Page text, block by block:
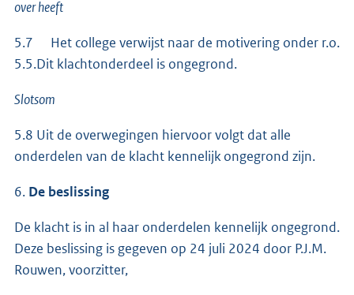
over heeft
5.7 Het college verwijst naar de motivering onder r.o.
5.5.Dit klachtonderdeel is ongegrond.
Slotsom
5.8 Uit de overwegingen hiervoor volgt dat alle
onderdelen van de klacht kennelijk ongegrond zijn.
6. De beslissing
De klacht is in al haar onderdelen kennelijk ongegrond.
Deze beslissing is gegeven op 24 juli 2024 door P.J.M.
Rouwen, voorzitter,